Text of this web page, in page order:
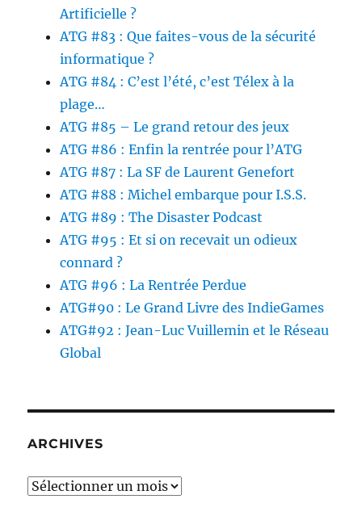
Artificielle ?
ATG #83 : Que faites-vous de la sécurité
informatique ?
ATG #84 : C’est l’été, c’est Télex à la
plage…
ATG #85 – Le grand retour des jeux
ATG #86 : Enfin la rentrée pour l’ATG
ATG #87 : La SF de Laurent Genefort
ATG #88 : Michel embarque pour I.S.S.
ATG #89 : The Disaster Podcast
ATG #95 : Et si on recevait un odieux
connard ?
ATG #96 : La Rentrée Perdue
ATG#90 : Le Grand Livre des IndieGames
ATG#92 : Jean-Luc Vuillemin et le Réseau
Global
ARCHIVES
Archives